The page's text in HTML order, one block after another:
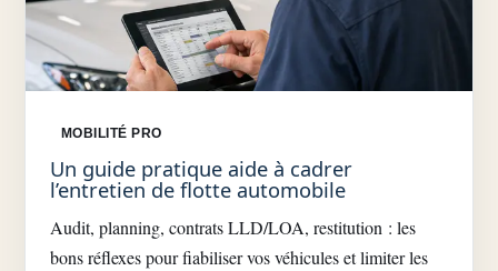
MOBILITÉ PRO
Un guide pratique aide à cadrer
l’entretien de flotte automobile
Audit, planning, contrats LLD/LOA, restitution : les
bons réflexes pour fiabiliser vos véhicules et limiter les